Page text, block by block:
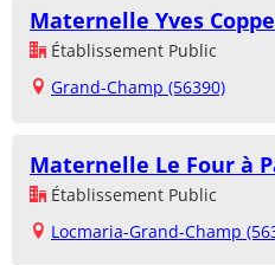
Maternelle Yves
Établissement Public
Grand-Champ (56390)
Maternelle Le Four à
Établissement Public
Locmaria-Grand-Champ